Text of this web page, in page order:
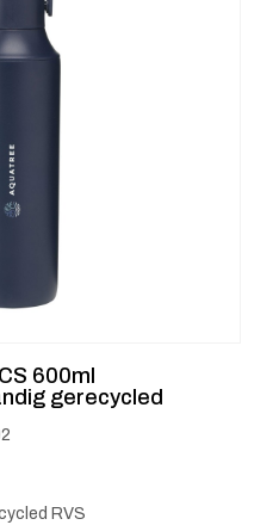
600ml
gerecycled
RVS